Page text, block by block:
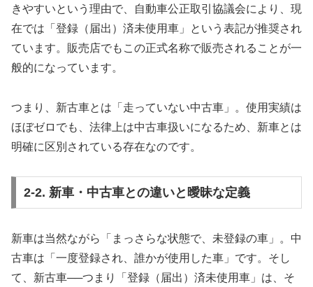
きやすいという理由で、自動車公正取引協議会により、現
在では「登録（届出）済未使用車」という表記が推奨され
ています。販売店でもこの正式名称で販売されることが一
般的になっています。
つまり、新古車とは「走っていない中古車」。使用実績は
ほぼゼロでも、法律上は中古車扱いになるため、新車とは
明確に区別されている存在なのです。
2-2. 新車・中古車との違いと曖昧な定義
新車は当然ながら「まっさらな状態で、未登録の車」。中
古車は「一度登録され、誰かが使用した車」です。そし
て、新古車──つまり「登録（届出）済未使用車」は、そ